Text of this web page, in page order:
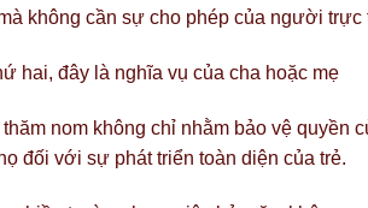
không cần sự cho phép của người trực
hai, đây là nghĩa vụ của cha hoặc mẹ
nom không chỉ nhằm bảo vệ quyền
đối với sự phát triển toàn diện của trẻ.